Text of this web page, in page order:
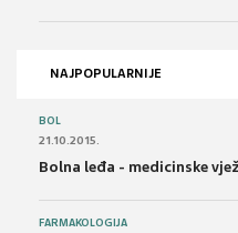
NAJPOPULARNIJE
BOL
21.10.2015.
Bolna leđa - medicinske
FARMAKOLOGIJA